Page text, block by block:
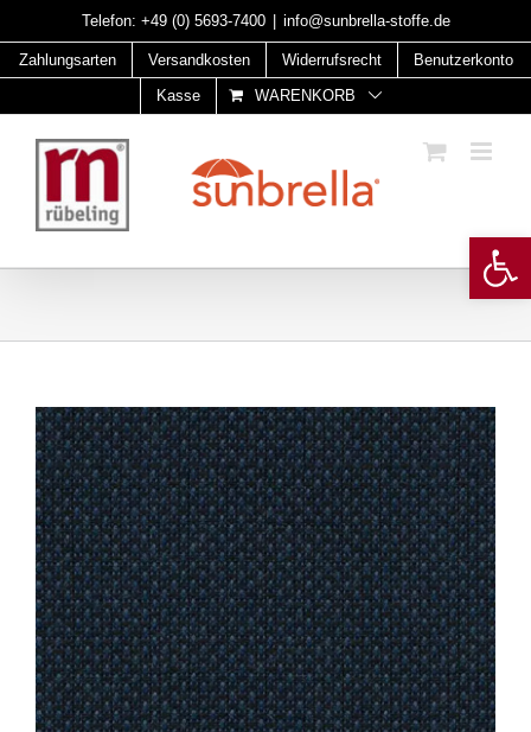
to
content
Telefon: +49 (0) 5693-7400 info@sunbrella-stoffe.de
Zahlungsarten Versandkosten Widerrufsrecht
Benutzerkonto
Kasse
WARENKORB